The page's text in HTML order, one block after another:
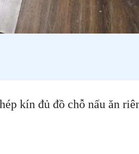
kín đủ đồ chỗ nấu ăn